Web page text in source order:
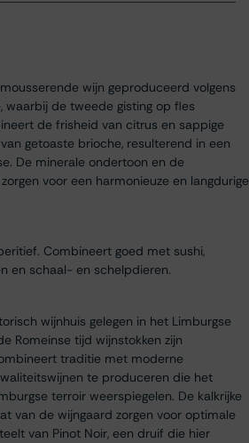
wijn geproduceerd volgens
waarbij de tweede gisting op fles
de frisheid van citrus en sappige
getoaste brioche, resulterend in een
De minerale ondertoon en de
voor een harmonieuze en langdurige
Combineert goed met sushi,
en schaal- en schelpdieren.​
wijnhuis gelegen in het Limburgse
Romeinse tijd wijnstokken zijn
traditie met moderne
te produceren die het
terroir weerspiegelen. De kalkrijke
van de wijngaard zorgen voor optimale
van Pinot Noir, een druif die hier